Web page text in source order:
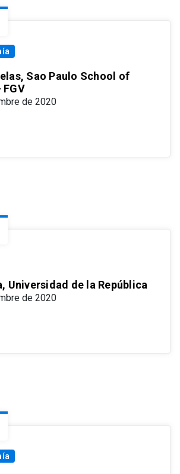
Sao Paulo School of
de 2020
Universidad de la República
de 2020